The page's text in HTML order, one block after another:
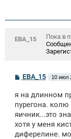
ЕВА_15
Пока в
С
б
щ
е
н
и
ЕВА_15 10 июл
я на длинном
пурегона.
яичник...это
хотя у меня
диферелине.